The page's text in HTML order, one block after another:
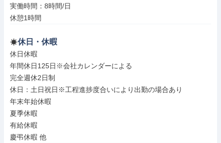
実働時間：8時間/日
休憩1時間
休日・休暇
休日休暇
年間休日125日※会社カレンダーによる
完全週休2日制
休日：土日祝日※工程進捗度合いにより出勤の場合あり
年末年始休暇
夏季休暇
有給休暇
慶弔休暇 他